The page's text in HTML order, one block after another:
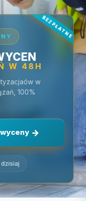
W 48H
w
100%